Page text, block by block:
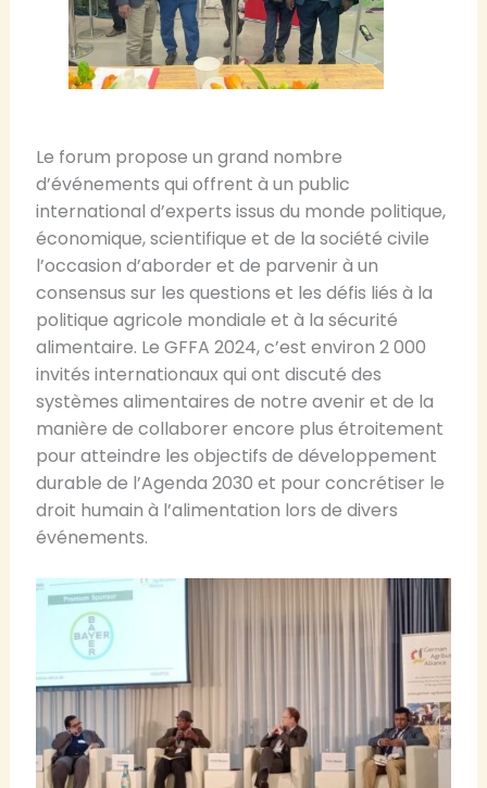
Le forum propose un grand nombre
d’événements qui offrent à un public
international d’experts issus du monde politique,
économique, scientifique et de la société civile
l’occasion d’aborder et de parvenir à un
consensus sur les questions et les défis liés à la
politique agricole mondiale et à la sécurité
alimentaire. Le GFFA 2024, c’est environ 2 000
invités internationaux qui ont discuté des
systèmes alimentaires de notre avenir et de la
manière de collaborer encore plus étroitement
pour atteindre les objectifs de développement
durable de l’Agenda 2030 et pour concrétiser le
droit humain à l’alimentation lors de divers
événements.